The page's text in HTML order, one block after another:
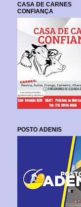
CASA DE CARNES
CONFIANÇA
POSTO ADENIS